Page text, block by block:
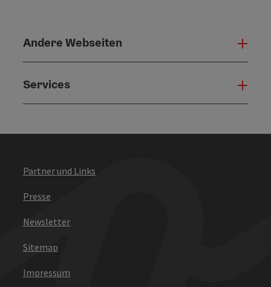
Andere Webseiten
Services
Partner und Links
Presse
Newsletter
Sitemap
Impressum